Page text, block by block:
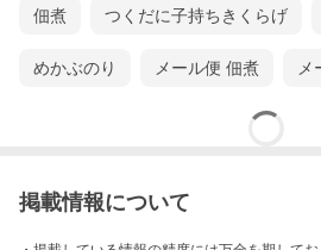
佃煮 つくだに子持ちきくらげ
めかぶのり メール便 佃煮 メ
掲載情報について